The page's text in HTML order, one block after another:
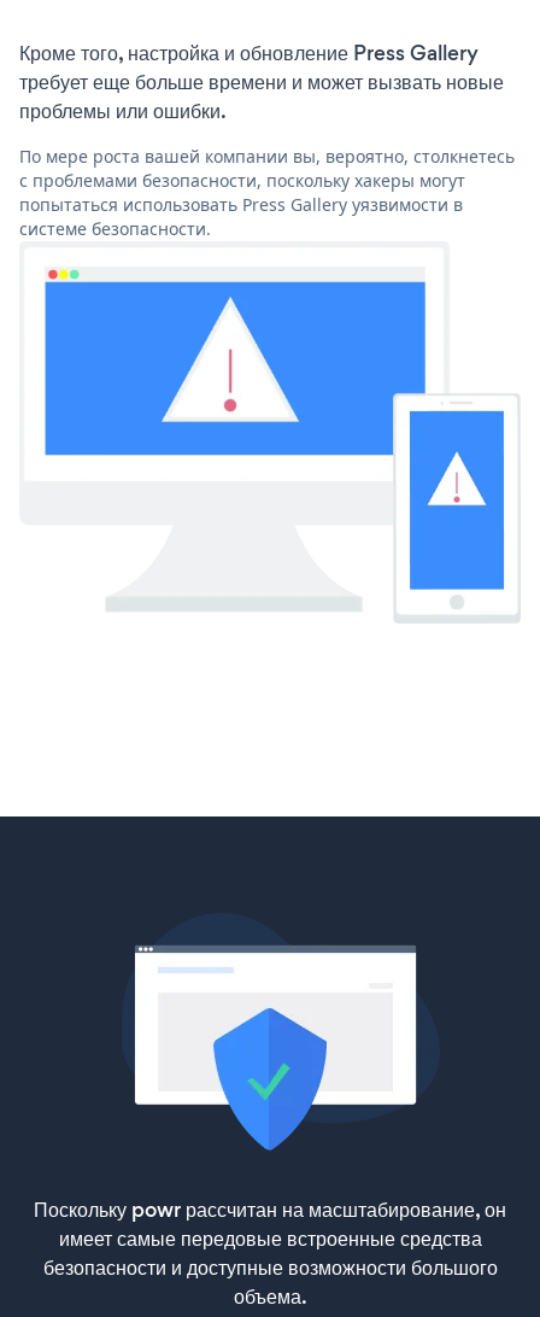
Кроме того, настройка и обновление Press Gallery
требует еще больше времени и может вызвать новые
проблемы или ошибки.
По мере роста вашей компании вы, вероятно, столкнетесь
с проблемами безопасности, поскольку хакеры могут
попытаться использовать Press Gallery уязвимости в
системе безопасности.
Поскольку powr рассчитан на масштабирование, он
имеет самые передовые встроенные средства
безопасности и доступные возможности большого
объема.